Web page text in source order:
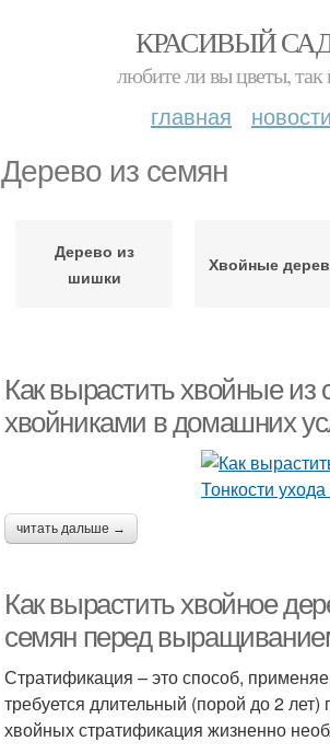
КРАСИВЫЙ
любите ли вы цветы,
главная новости
Дерево из семян
Дерево из
шишки
Хвойные
Как вырастить хвойные из
хвойниками в домашних
читать дальше →
Как вырастить хвойное
семян перед
Стратификация – это способ,
требуется длительный (порой до 2
хвойных стратификация жизненно